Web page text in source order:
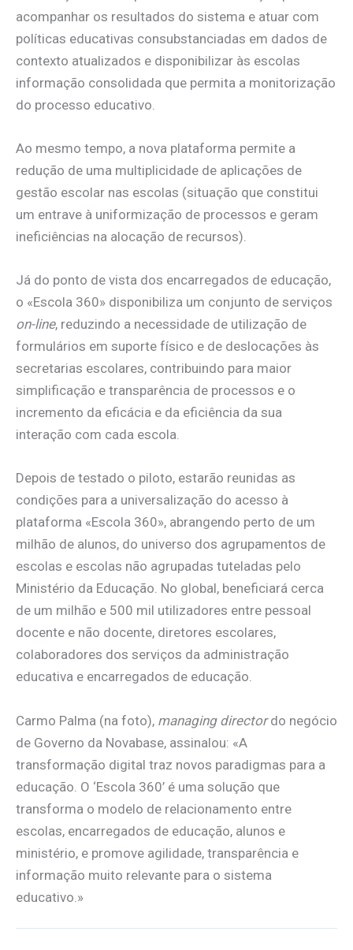
acompanhar os resultados do sistema e atuar com
políticas educativas consubstanciadas em dados de
contexto atualizados e disponibilizar às escolas
informação consolidada que permita a monitorização
do processo educativo.
Ao mesmo tempo, a nova plataforma permite a
redução de uma multiplicidade de aplicações de
gestão escolar nas escolas (situação que constitui
um entrave à uniformização de processos e geram
ineficiências na alocação de recursos).
Já do ponto de vista dos encarregados de educação,
o «Escola 360» disponibiliza um conjunto de serviços
on-line, reduzindo a necessidade de utilização de
formulários em suporte físico e de deslocações às
secretarias escolares, contribuindo para maior
simplificação e transparência de processos e o
incremento da eficácia e da eficiência da sua
interação com cada escola.
Depois de testado o piloto, estarão reunidas as
condições para a universalização do acesso à
plataforma «Escola 360», abrangendo perto de um
milhão de alunos, do universo dos agrupamentos de
escolas e escolas não agrupadas tuteladas pelo
Ministério da Educação. No global, beneficiará cerca
de um milhão e 500 mil utilizadores entre pessoal
docente e não docente, diretores escolares,
colaboradores dos serviços da administração
educativa e encarregados de educação.
Carmo Palma (na foto), managing directordo negócio
de Governo da Novabase, assinalou: «A
transformação digital traz novos paradigmas para a
educação. O ‘Escola 360’ é uma solução que
transforma o modelo de relacionamento entre
escolas, encarregados de educação, alunos e
ministério, e promove agilidade, transparência e
informação muito relevante para o sistema
educativo.»